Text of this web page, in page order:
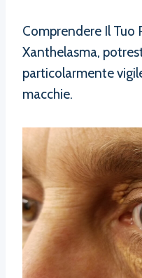
Comprendere Il Tuo
Xanthelasma,
particolarmente
macchie.